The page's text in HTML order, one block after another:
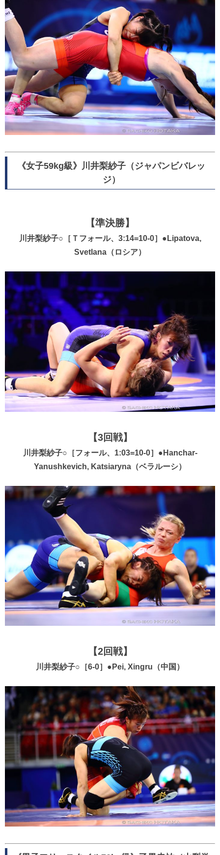
《女子59kg級》川井梨紗子（ジャパンビバレッ
ジ）
【準決勝】
川井梨紗子○［Ｔフォール、3:14=10-0］●Lipatova,
Svetlana（ロシア）
【3回戦】
川井梨紗子○［フォール、1:03=10-0］●Hanchar-
Yanushkevich, Katsiaryna（ベラルーシ）
【2回戦】
川井梨紗子○［6-0］●Pei, Xingru（中国）